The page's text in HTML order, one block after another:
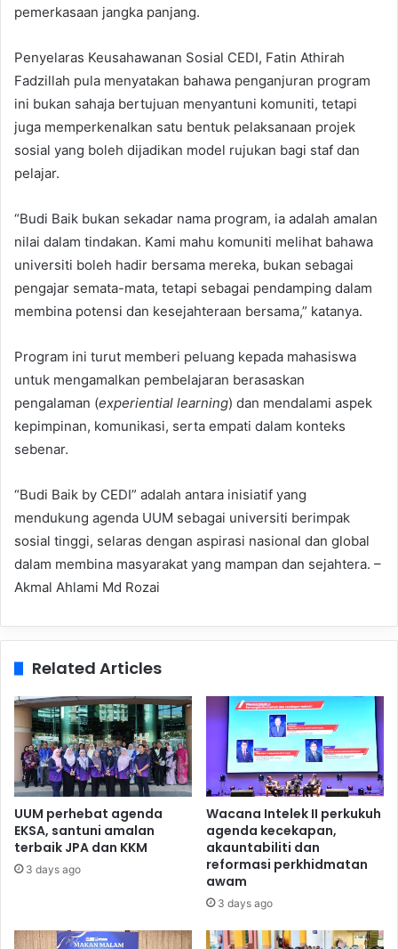
pemerkasaan jangka panjang.
Penyelaras Keusahawanan Sosial CEDI, Fatin Athirah
Fadzillah pula menyatakan bahawa penganjuran program
ini bukan sahaja bertujuan menyantuni komuniti, tetapi
juga memperkenalkan satu bentuk pelaksanaan projek
sosial yang boleh dijadikan model rujukan bagi staf dan
pelajar.
“Budi Baik bukan sekadar nama program, ia adalah amalan
nilai dalam tindakan. Kami mahu komuniti melihat bahawa
universiti boleh hadir bersama mereka, bukan sebagai
pengajar semata-mata, tetapi sebagai pendamping dalam
membina potensi dan kesejahteraan bersama,” katanya.
Program ini turut memberi peluang kepada mahasiswa
untuk mengamalkan pembelajaran berasaskan
pengalaman (experiential learning) dan mendalami aspek
kepimpinan, komunikasi, serta empati dalam konteks
sebenar.
“Budi Baik by CEDI” adalah antara inisiatif yang
mendukung agenda UUM sebagai universiti berimpak
sosial tinggi, selaras dengan aspirasi nasional dan global
dalam membina masyarakat yang mampan dan sejahtera. –
Akmal Ahlami Md Rozai
Related Articles
UUM perhebat agenda
EKSA, santuni amalan
terbaik JPA dan KKM
3 days ago
Wacana Intelek II perkukuh
agenda kecekapan,
akauntabiliti dan
reformasi perkhidmatan
awam
3 days ago